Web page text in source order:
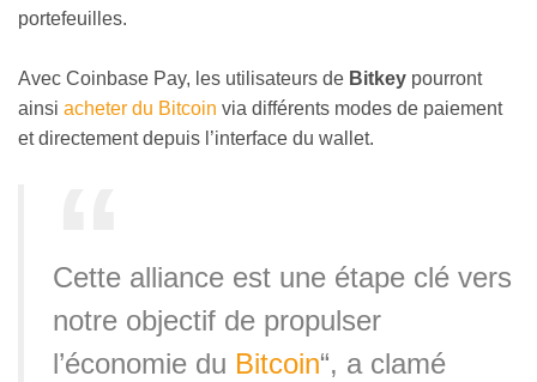
portefeuilles.
Avec Coinbase Pay, les utilisateurs de Bitkey pourront
ainsi acheter du Bitcoin via différents modes de paiement
et directement depuis l’interface du wallet.
Cette alliance est une étape clé vers
notre objectif de propulser
l’économie du Bitcoin“, a clamé